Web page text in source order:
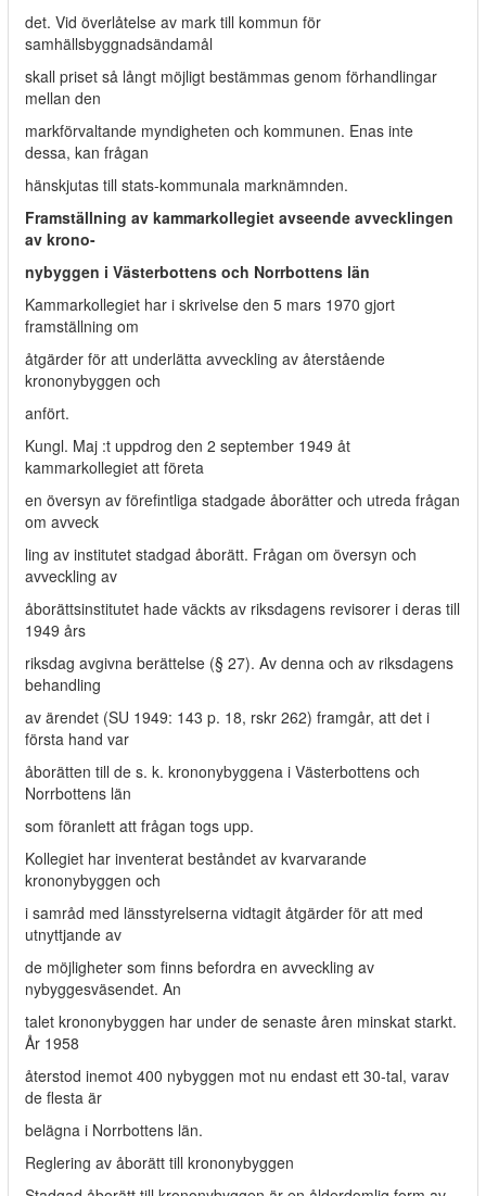
det. Vid överlåtelse av mark till kommun för
samhällsbyggnadsändamål
skall priset så långt möjligt bestämmas genom förhandlingar
mellan den
markförvaltande myndigheten och kommunen. Enas inte
dessa, kan frågan
hänskjutas till stats-kommunala marknämnden.
Framställning av kammarkollegiet avseende avvecklingen
av krono-
nybyggen i Västerbottens och Norrbottens län
Kammarkollegiet har i skrivelse den 5 mars 1970 gjort
framställning om
åtgärder för att underlätta avveckling av återstående
krononybyggen och
anfört.
Kungl. Maj :t uppdrog den 2 september 1949 åt
kammarkollegiet att företa
en översyn av förefintliga stadgade åborätter och utreda frågan
om avveck­
ling av institutet stadgad åborätt. Frågan om översyn och
avveckling av
åborättsinstitutet hade väckts av riksdagens revisorer i deras till
1949 års
riksdag avgivna berättelse (§ 27). Av denna och av riksdagens
behandling
av ärendet (SU 1949: 143 p. 18, rskr 262) framgår, att det i
första hand var
åborätten till de s. k. krononybyggena i Västerbottens och
Norrbottens län
som föranlett att frågan togs upp.
Kollegiet har inventerat beståndet av kvarvarande
krononybyggen och
i samråd med länsstyrelserna vidtagit åtgärder för att med
utnyttjande av
de möjligheter som finns befordra en avveckling av
nybyggesväsendet. An­
talet krononybyggen har under de senaste åren minskat starkt.
År 1958
återstod inemot 400 nybyggen mot nu endast ett 30-tal, varav
de flesta är
belägna i Norrbottens län.
Reglering av åborätt till krononybyggen